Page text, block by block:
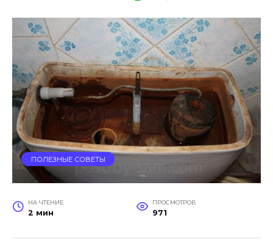
ПОЛЕЗНЫЕ СОВЕТЫ
НА ЧТЕНИЕ
2 мин
ПРОСМОТРОВ
971